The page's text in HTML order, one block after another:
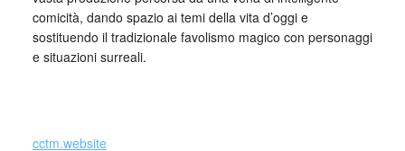
comicità, dando spazio ai temi della vita d’oggi e
sostituendo il tradizionale favolismo magico con personaggi
e situazioni surreali.
cctm.website